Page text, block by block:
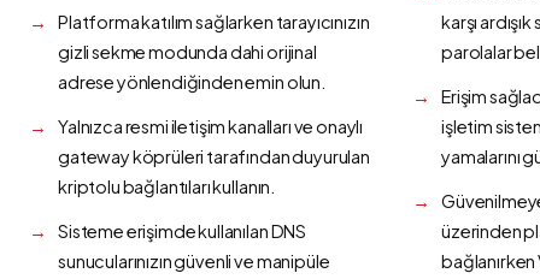
Platforma katılım sağlarken tarayıcınızın
gizli sekme modunda dahi orijinal
adrese yönlendiğinden emin olun.
Yalnızca resmi iletişim kanalları ve onaylı
gateway köprüleri tarafından duyurulan
kriptolu bağlantıları kullanın.
Sisteme erişimde kullanılan DNS
sunucularınızın güvenli ve manipüle
karşı
parolalar
Erişim
işletim
yamalarını
üzerinden
bağlanırken